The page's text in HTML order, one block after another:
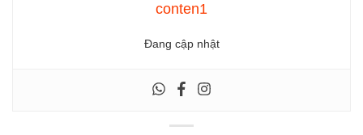
conten1
Đang cập nhật